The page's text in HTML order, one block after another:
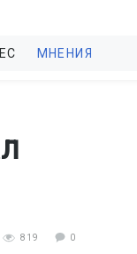
МНЕНИЯ
819 0